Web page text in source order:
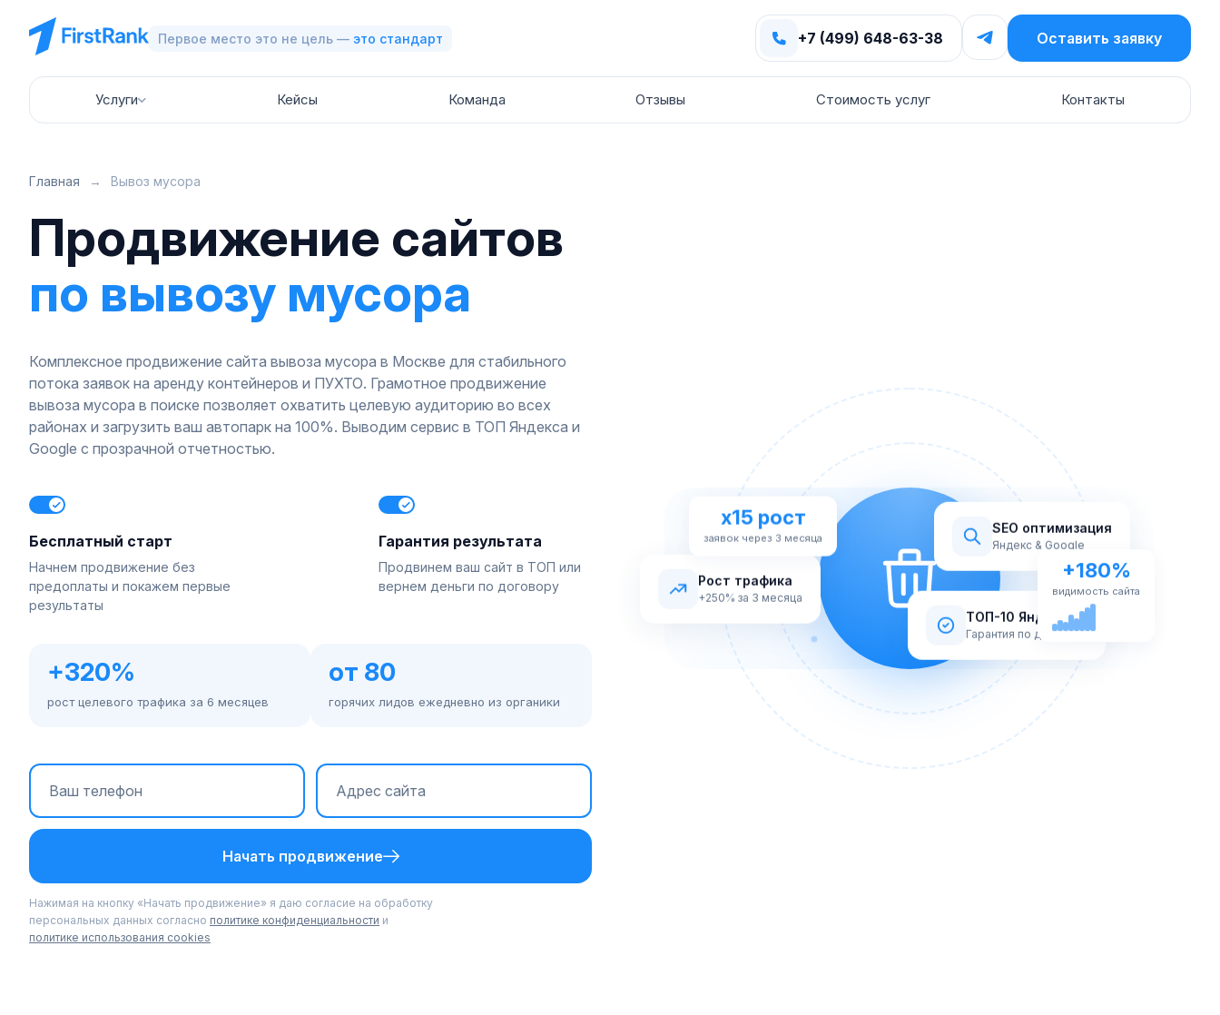
Первое место это не цель — это стандарт +7 (499) 648-63-38 Оставить заявку
Услуги Кейсы Команда Отзывы Стоимость услуг Контакты
Главная → Вывоз мусора
Продвижение сайтов
по вывозу мусора
Комплексное продвижение сайта вывоза мусора в Москве для стабильного
потока заявок на аренду контейнеров и ПУХТО. Грамотное продвижение
вывоза мусора в поиске позволяет охватить целевую аудиторию во всех
районах и загрузить ваш автопарк на 100%. Выводим сервис в ТОП Яндекса и
Google с прозрачной отчетностью.
Бесплатный старт
Начнем продвижение без
предоплаты и покажем первые
результаты
Гарантия результата
Продвинем ваш сайт в ТОП или
вернем деньги по договору
+320%
рост целевого трафика за 6 месяцев
от 80
горячих лидов ежедневно из органики
Начать продвижение
Нажимая на кнопку «Начать продвижение» я даю согласие на обработку
персональных данных согласно политике конфиденциальности и
политике использования cookies
SEO оптимизация
Яндекс & Google
Рост трафика
+250% за 3 месяца
ТОП-10 Яндекс
Гарантия по договору
x15 рост
заявок через 3 месяца
+180%
видимость сайта